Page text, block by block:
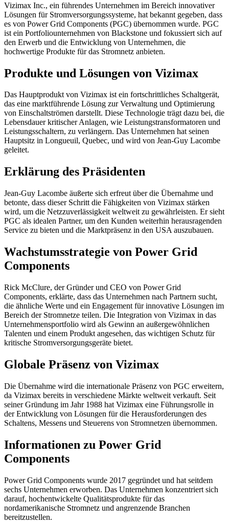
Vizimax Inc., ein führendes Unternehmen im Bereich innovativer
Lösungen für Stromversorgungssysteme, hat bekannt gegeben, dass
es von Power Grid Components (PGC) übernommen wurde. PGC
ist ein Portfoliounternehmen von Blackstone und fokussiert sich auf
den Erwerb und die Entwicklung von Unternehmen, die
hochwertige Produkte für das Stromnetz anbieten.
Produkte und Lösungen von Vizimax
Das Hauptprodukt von Vizimax ist ein fortschrittliches Schaltgerät,
das eine marktführende Lösung zur Verwaltung und Optimierung
von Einschaltströmen darstellt. Diese Technologie trägt dazu bei, die
Lebensdauer kritischer Anlagen, wie Leistungstransformatoren und
Leistungsschaltern, zu verlängern. Das Unternehmen hat seinen
Hauptsitz in Longueuil, Quebec, und wird von Jean-Guy Lacombe
geleitet.
Erklärung des Präsidenten
Jean-Guy Lacombe äußerte sich erfreut über die Übernahme und
betonte, dass dieser Schritt die Fähigkeiten von Vizimax stärken
wird, um die Netzzuverlässigkeit weltweit zu gewährleisten. Er sieht
PGC als idealen Partner, um den Kunden weiterhin herausragenden
Service zu bieten und die Marktpräsenz in den USA auszubauen.
Wachstumsstrategie von Power Grid
Components
Rick McClure, der Gründer und CEO von Power Grid
Components, erklärte, dass das Unternehmen nach Partnern sucht,
die ähnliche Werte und ein Engagement für innovative Lösungen im
Bereich der Stromnetze teilen. Die Integration von Vizimax in das
Unternehmensportfolio wird als Gewinn an außergewöhnlichen
Talenten und einem Produkt angesehen, das wichtigen Schutz für
kritische Stromversorgungsgeräte bietet.
Globale Präsenz von Vizimax
Die Übernahme wird die internationale Präsenz von PGC erweitern,
da Vizimax bereits in verschiedene Märkte weltweit verkauft. Seit
seiner Gründung im Jahr 1988 hat Vizimax eine Führungsrolle in
der Entwicklung von Lösungen für die Herausforderungen des
Schaltens, Messens und Steuerens von Stromnetzen übernommen.
Informationen zu Power Grid
Components
Power Grid Components wurde 2017 gegründet und hat seitdem
sechs Unternehmen erworben. Das Unternehmen konzentriert sich
darauf, hochentwickelte Qualitätsprodukte für das
nordamerikanische Stromnetz und angrenzende Branchen
bereitzustellen.